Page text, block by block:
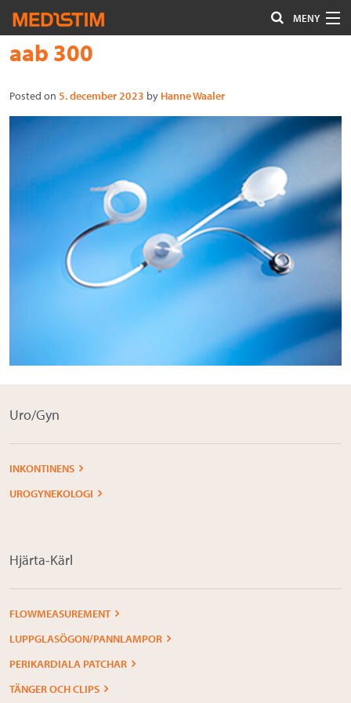
MENY
Hjärta-Kärl
Gastro
Om Medistim
Leverantörer
Hoppa
innehåll
Font
tip
aab 300
Posted on 5. december 2023 by Hanne Waaler
Uro/Gyn
INKONTINENS
UROGYNEKOLOGI
Hjärta-Kärl
FLOWMEASUREMENT
LUPPGLASÖGON/PANNLAMPOR
PERIKARDIALA PATCHAR
TÄNGER OCH CLIPS